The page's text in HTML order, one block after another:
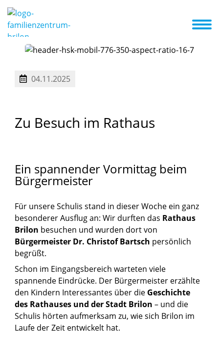
wirAktuelles + Termine
04.11.2025
Zu Besuch im Rathaus
Ein spannenderVormittag beim
Bürgermeister
Für unsere Schulis stand in dieser Woche ein ganz
besonderer Ausflug an: Wir durften das Rathaus
Brilon besuchen und wurden dort von
Bürgermeister Dr. Christof Bartsch persönlich
begrüßt.
Schon im Eingangsbereich warteten viele
spannende Eindrücke. Der Bürgermeister erzählte
den Kindern Interessantes über die Geschichte
des Rathauses und der Stadt Brilon – und die
Schulis hörten aufmerksam zu, wie sich Brilon im
Laufe der Zeit entwickelt hat.